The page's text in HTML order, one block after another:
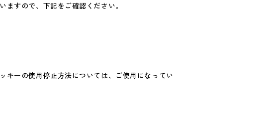
すので、下記をご確認ください。
キーの使用停止方法については、ご使用になってい